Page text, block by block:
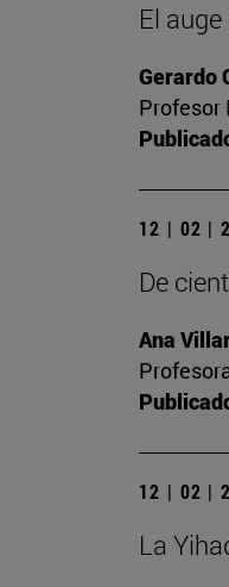
El
Gerardo
Profesor
12 | 02 |
De
Ana
12 | 02 |
La